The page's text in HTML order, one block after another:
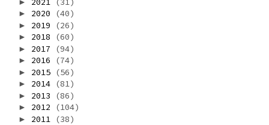
► 2020 (40)
► 2019 (26)
► 2018 (60)
► 2017 (94)
► 2016 (74)
► 2015 (56)
► 2014 (81)
► 2013 (86)
► 2012 (104)
► 2011 (38)